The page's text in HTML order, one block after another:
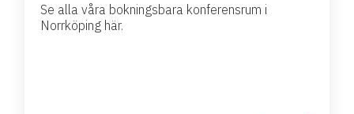
Se alla våra bokningsbara konferensrum i
Norrköping här.